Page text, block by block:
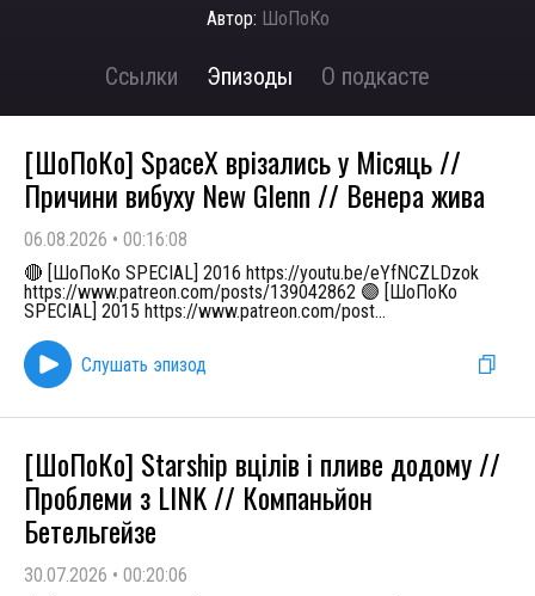
Автор: ШоПоКо
Ссылки Эпизоды О подкасте
[ШоПоКо] SpaceX врізались у Місяць //
Причини вибуху New Glenn // Венера жива
06.08.2026 • 00:16:08
🔴 [ШоПоКо SPECIAL] 2016 https://youtu.be/eYfNCZLDzok
https://www.patreon.com/posts/139042862 🟣 [ШоПоКо
SPECIAL] 2015 https://www.patreon.com/post...
Слушать эпизод
[ШоПоКо] Starship вцілів і пливе додому //
Проблеми з LINK // Компаньйон
Бетельгейзе
30.07.2026 • 00:20:06